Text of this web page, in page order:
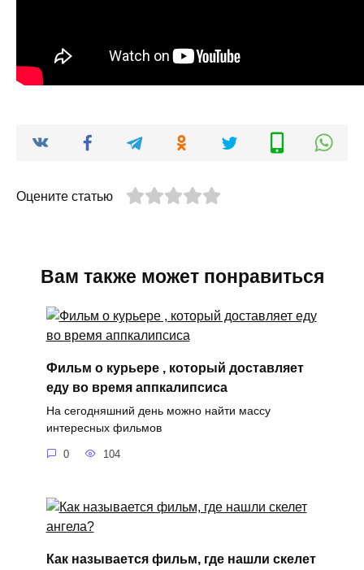
Оцените статью
Вам также может понравиться
Фильм о курьере , который доставляет
еду во время аппкалипсиса
На сегодняшний день можно найти массу
интересных фильмов
0 104
Как называется фильм, где нашли скелет